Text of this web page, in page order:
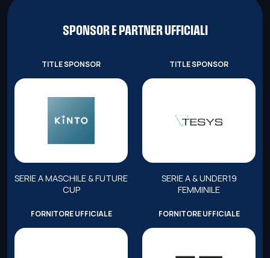
SPONSOR E PARTNER UFFICIALI
TITLE SPONSOR
SERIE A MASCHILE & FUTURE
CUP
TITLE SPONSOR
SERIE A & UNDER19
FEMMINILE
FORNITORE UFFICIALE FORNITORE UFFICIALE